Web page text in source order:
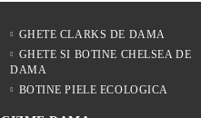
GHETE CLARKS DE DAMA
GHETE SI BOTINE CHELSEA DE
DAMA
BOTINE PIELE ECOLOGICA